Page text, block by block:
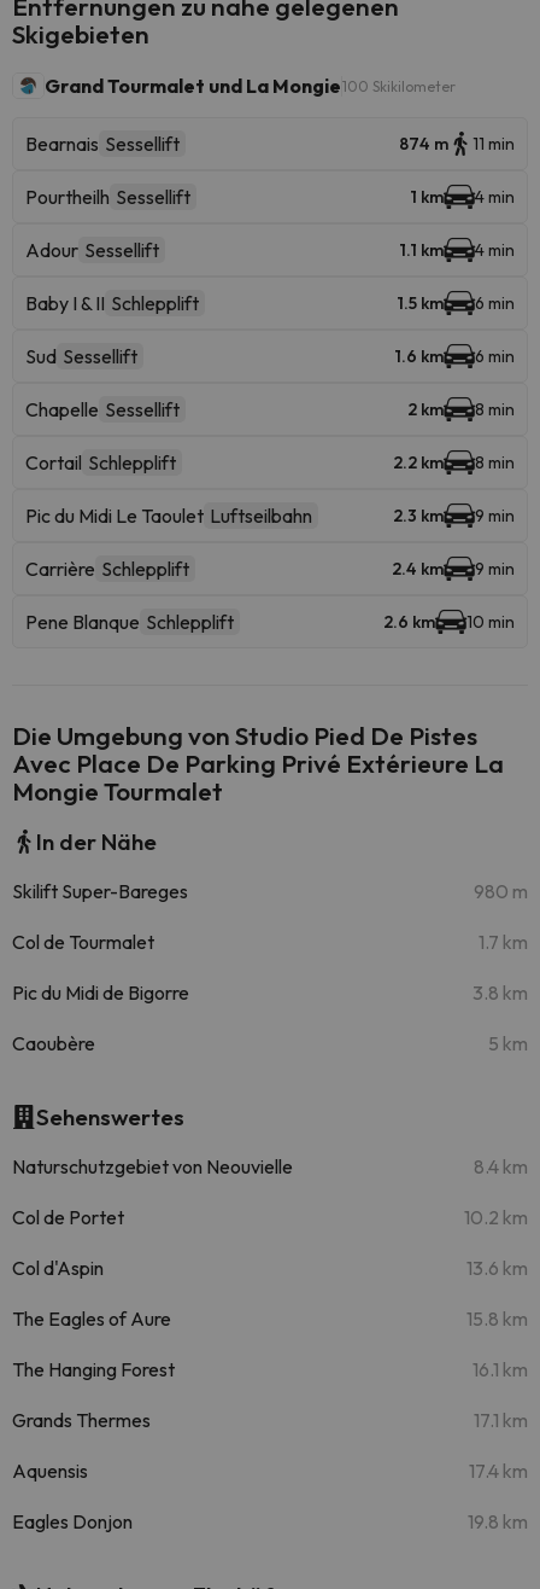
Skigebieten
Grand Tourmalet und La Mongie100 Skikilometer
Bearnais Sessellift 874 m 11 min
Pourtheilh Sessellift 1 km 4 min
Adour Sessellift 1.1 km 4 min
Baby I & II Schlepplift 1.5 km 6 min
Sud Sessellift 1.6 km 6 min
Chapelle Sessellift 2 km 8 min
Cortail Schlepplift 2.2 km 8 min
Pic du Midi Le Taoulet Luftseilbahn 2.3 km 9 min
Carrière Schlepplift 2.4 km 9 min
Pene Blanque Schlepplift 2.6 km 10 min
Die Umgebung von Studio Pied De Pistes
Avec Place De Parking Privé Extérieure La
Mongie Tourmalet
In der Nähe
Skilift Super-Bareges 980 m
Col de Tourmalet 1.7 km
Pic du Midi de Bigorre 3.8 km
Caoubère 5 km
Sehenswertes
Naturschutzgebiet von Neouvielle 8.4 km
Col de Portet 10.2 km
Col d'Aspin 13.6 km
The Eagles of Aure 15.8 km
The Hanging Forest 16.1 km
Grands Thermes 17.1 km
Aquensis 17.4 km
Eagles Donjon 19.8 km